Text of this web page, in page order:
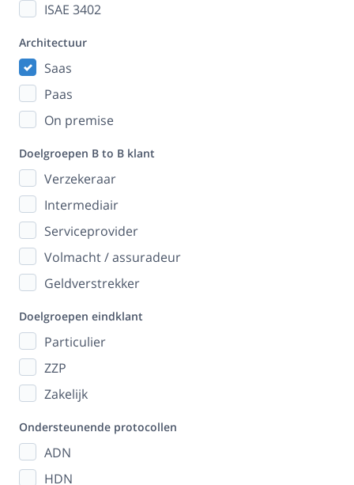
ISAE 3402
Architectuur
Saas
Paas
On premise
Doelgroepen B to B klant
Verzekeraar
Intermediair
Serviceprovider
Volmacht / assuradeur
Geldverstrekker
Doelgroepen eindklant
Particulier
ZZP
Zakelijk
Ondersteunende protocollen
ADN
HDN